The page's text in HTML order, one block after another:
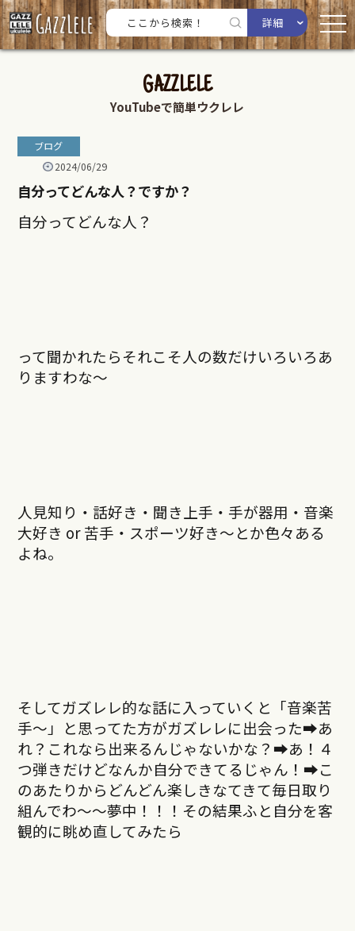
詳細
GAZZLELE
YouTubeで簡単ウクレレ
ブログ
2024/06/29
自分ってどんな人？ですか？
自分ってどんな人？
って聞かれたらそれこそ人の数だけいろいろあ
りますわな〜
人見知り・話好き・聞き上手・手が器用・音楽
大好き or 苦手・スポーツ好き〜とか色々ある
よね。
そしてガズレレ的な話に入っていくと「音楽苦
手〜」と思ってた方がガズレレに出会った➡︎あ
れ？これなら出来るんじゃないかな？➡︎あ！４
つ弾きだけどなんか自分できてるじゃん！➡︎こ
のあたりからどんどん楽しきなてきて毎日取り
組んでわ〜〜夢中！！！その結果ふと自分を客
観的に眺め直してみたら